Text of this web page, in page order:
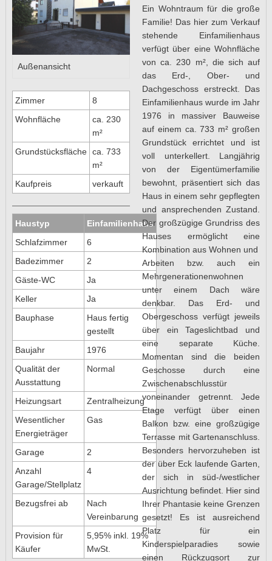
Außenansicht
Zimmer
8
Wohnfläche
ca. 230
m²
Grundstücksfläche ca. 733
m²
Kaufpreis
verkauft
Haustyp
Einfamilienhaus
Schlafzimmer
6
Badezimmer
2
Gäste-WC
Ja
Keller
Ja
Bauphase
Haus fertig
gestellt
Baujahr
1976
Qualität der
Ausstattung
Normal
Heizungsart
Zentralheizung
Wesentlicher
Energieträger
Gas
Garage
2
Anzahl
Garage/Stellplatz
4
Bezugsfrei ab
Nach
Vereinbarung
Provision für
Käufer
5,95% inkl. 19%
MwSt.
Ein Wohntraum für die große
Familie! Das hier zum Verkauf
stehende Einfamilienhaus
verfügt über eine Wohnfläche
von ca. 230 m², die sich auf
das Erd-, Ober- und
Dachgeschoss erstreckt. Das
Einfamilienhaus wurde im Jahr
1976 in massiver Bauweise
auf einem ca. 733 m² großen
Grundstück errichtet und ist
voll unterkellert. Langjährig
von der Eigentümerfamilie
bewohnt, präsentiert sich das
Haus in einem sehr gepflegten
und ansprechenden Zustand.
Der großzügige Grundriss des
Hauses ermöglicht eine
Kombination aus Wohnen und
Arbeiten bzw. auch ein
Mehrgenerationenwohnen
unter einem Dach wäre
denkbar. Das Erd- und
Obergeschoss verfügt jeweils
über ein Tageslichtbad und
eine separate Küche.
Momentan sind die beiden
Geschosse durch eine
Zwischenabschlusstür
voneinander getrennt. Jede
Etage verfügt über einen
Balkon bzw. eine großzügige
Terrasse mit Gartenanschluss.
Besonders hervorzuheben ist
der über Eck laufende Garten,
der sich in süd-/westlicher
Ausrichtung befindet. Hier sind
Ihrer Phantasie keine Grenzen
gesetzt! Es ist ausreichend
Platz für ein
Kinderspielparadies sowie
einen Rückzugsort zur